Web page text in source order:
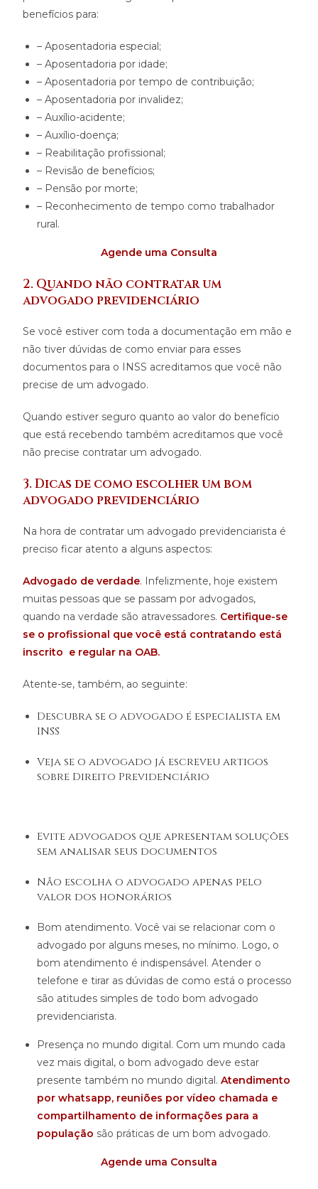
benefícios para:
– Aposentadoria especial;
– Aposentadoria por idade;
– Aposentadoria por tempo de contribuição;
– Aposentadoria por invalidez;
– Auxílio-acidente;
– Auxílio-doença;
– Reabilitação profissional;
– Revisão de benefícios;
– Pensão por morte;
– Reconhecimento de tempo como trabalhador
rural.
Agende uma Consulta
2. Quando não contratar um
advogado previdenciário
Se você estiver com toda a documentação em mão e
não tiver dúvidas de como enviar para esses
documentos para o INSS acreditamos que você não
precise de um advogado.
Quando estiver seguro quanto ao valor do benefício
que está recebendo também acreditamos que você
não precise contratar um advogado.
3. Dicas de como escolher um bom
advogado previdenciário
Na hora de contratar um advogado previdenciarista é
preciso ficar atento a alguns aspectos:
Advogado de verdade. Infelizmente, hoje existem
muitas pessoas que se passam por advogados,
quando na verdade são atravessadores. Certifique-se
se o profissional que você está contratando está
inscrito e regular na OAB.
Atente-se, também, ao seguinte:
Descubra se o advogado é especialista em
INSS
Veja se o advogado já escreveu artigos
sobre Direito Previdenciário
Evite advogados que apresentam soluções
sem analisar seus documentos
Não escolha o advogado apenas pelo
valor dos honorários
Bom atendimento. Você vai se relacionar com o
advogado por alguns meses, no mínimo. Logo, o
bom atendimento é indispensável. Atender o
telefone e tirar as dúvidas de como está o processo
são atitudes simples de todo bom advogado
previdenciarista.
Presença no mundo digital. Com um mundo cada
vez mais digital, o bom advogado deve estar
presente também no mundo digital.Atendimento
por whatsapp, reuniões por vídeo chamada e
compartilhamento de informações para a
população são práticas de um bom advogado.
Agende uma Consulta